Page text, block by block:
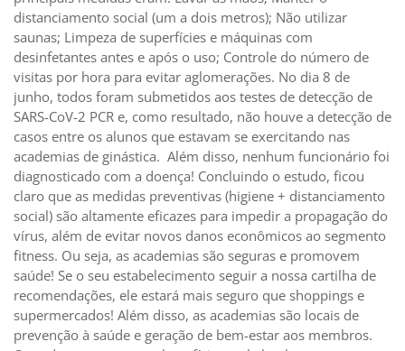
distanciamento social (um a dois metros); Não utilizar
saunas; Limpeza de superfícies e máquinas com
desinfetantes antes e após o uso; Controle do número de
visitas por hora para evitar aglomerações. No dia 8 de
junho, todos foram submetidos aos testes de detecção de
SARS-CoV-2 PCR e, como resultado, não houve a detecção de
casos entre os alunos que estavam se exercitando nas
academias de ginástica. Além disso, nenhum funcionário foi
diagnosticado com a doença! Concluindo o estudo, ficou
claro que as medidas preventivas (higiene + distanciamento
social) são altamente eficazes para impedir a propagação do
vírus, além de evitar novos danos econômicos ao segmento
fitness. Ou seja, as academias são seguras e promovem
saúde! Se o seu estabelecimento seguir a nossa cartilha de
recomendações, ele estará mais seguro que shoppings e
supermercados! Além disso, as academias são locais de
prevenção à saúde e geração de bem-estar aos membros.